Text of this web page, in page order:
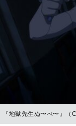
『地獄先生ぬ〜べ〜』